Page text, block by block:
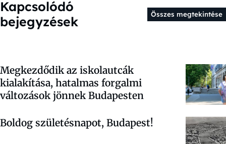
Kapcsolódó
bejegyzések
Összes megtekintése
Megkezdődik az iskolautcák
kialakítása, hatalmas forgalmi
változások jönnek Budapesten
Boldog születésnapot, Budapest!